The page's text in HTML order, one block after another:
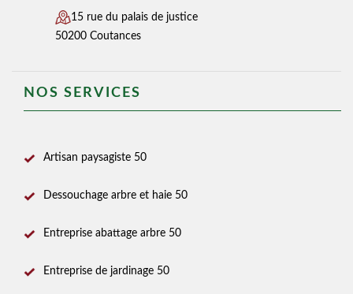
15 rue du palais de justice
50200 Coutances
NOS SERVICES
Artisan paysagiste 50
Dessouchage arbre et haie 50
Entreprise abattage arbre 50
Entreprise de jardinage 50